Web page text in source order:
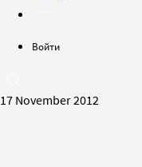
Войти
17 November 2012